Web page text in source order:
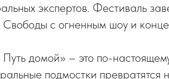
экспертов. Фестиваль
с огненным шоу и
домой» – это по-
подмостки превратятся